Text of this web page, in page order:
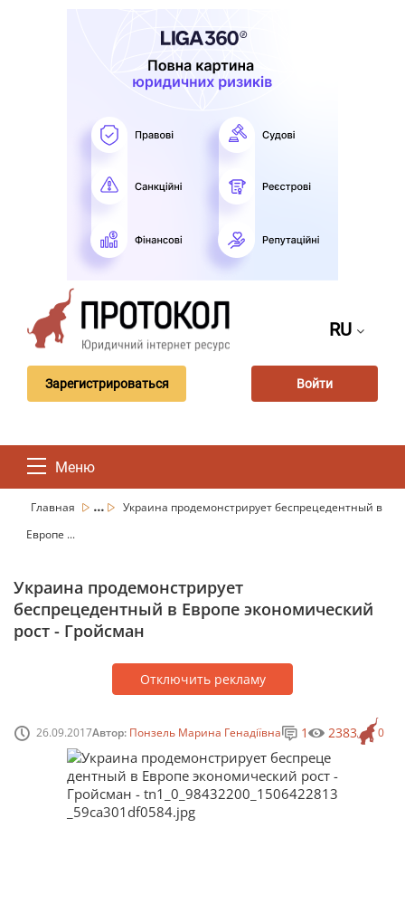
RU
Зарегистрироваться Войти
Меню
Главная ...
Украина продемонстрирует беспрецедентный в
Европе ...
Украина продемонстрирует
беспрецедентный в Европе экономический
рост - Гройсман
Отключить рекламу
26.09.2017Автор: Понзель Марина Генадіївна 0
1 2383